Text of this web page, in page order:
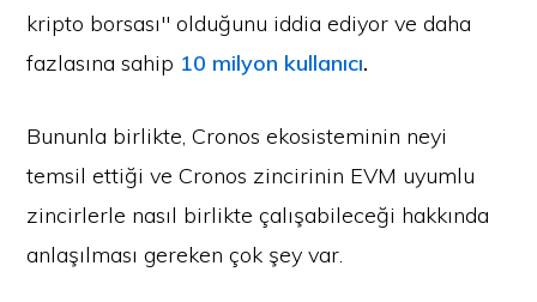
kripto borsası" olduğunu iddia ediyor ve daha
fazlasına sahip 10 milyon kullanıcı.
Bununla birlikte, Cronos ekosisteminin neyi
temsil ettiği ve Cronos zincirinin EVM uyumlu
zincirlerle nasıl birlikte çalışabileceği hakkında
anlaşılması gereken çok şey var.